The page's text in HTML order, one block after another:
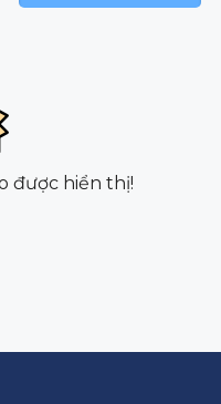
được hiển thị!